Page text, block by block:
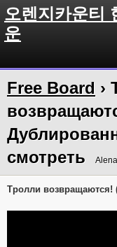
오렌지카운티
운
Free Board ›
смотреть
Тролли возвращаются!